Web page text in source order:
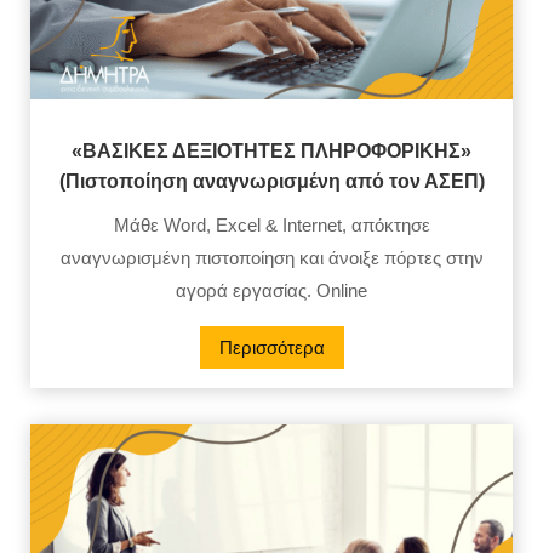
«ΒΑΣΙΚΕΣ ΔΕΞΙΟΤΗΤΕΣ ΠΛΗΡΟΦΟΡΙΚΗΣ»
(Πιστοποίηση αναγνωρισμένη από τον ΑΣΕΠ)
Μάθε Word, Excel & Internet, απόκτησε
αναγνωρισμένη πιστοποίηση και άνοιξε πόρτες στην
αγορά εργασίας. Online
Περισσότερα